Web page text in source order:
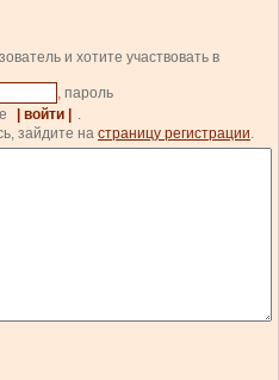
и хотите участвовать в
, пароль
| войти |
.
зайдите на страницу регистрации.